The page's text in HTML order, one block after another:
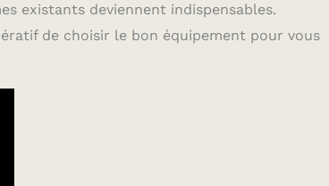
existants deviennent indispensables.
de choisir le bon équipement pour vous